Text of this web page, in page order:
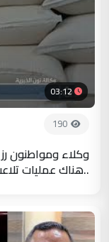
03:12
190
وكلاء ومواطنون
..هناك عمليات